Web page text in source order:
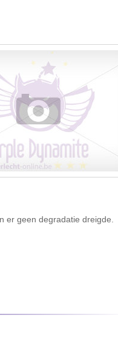
er geen degradatie dreigde.